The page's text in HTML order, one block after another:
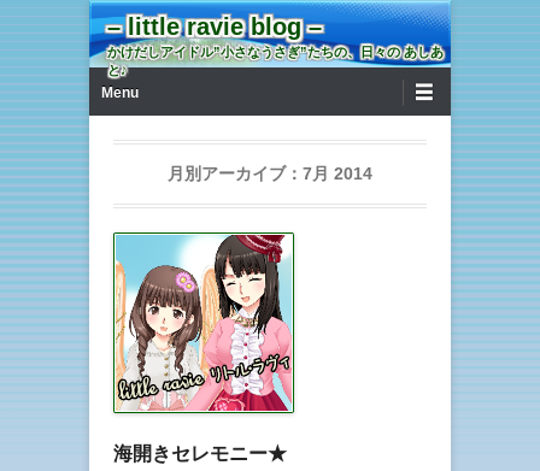
– little ravie blog –
かけだしアイドル”小さなうさぎ”たちの、日々の あしあ
と♪
第1メニュー
コンテンツへ移動
Menu
月別アーカイブ： 7月 2014
海開きセレモニー★